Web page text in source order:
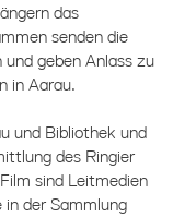
das
senden die
geben Anlass zu
in Aarau.
und Bibliothek und
des Ringier
sind Leitmedien
der Sammlung